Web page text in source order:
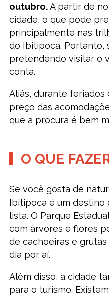
outubro.A partir de
cidade, o que pode
principalmente nas
do Ibitipoca. Portanto,
pretendendo visitar o
conta.
Aliás, durante feriados
preço das
que a procura é bem
O QUE
Se você gosta de
Ibitipoca é um destino
lista. O Parque
com árvores e flores
de cachoeiras e
dia por aí.
Além disso, a cidade
para o turismo.